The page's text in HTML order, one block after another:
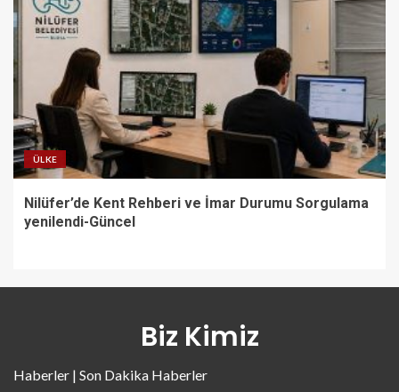
ÜLKE
Nilüfer’de Kent Rehberi ve İmar Durumu Sorgulama
yenilendi-Güncel
Biz Kimiz
Haberler | Son Dakika Haberler